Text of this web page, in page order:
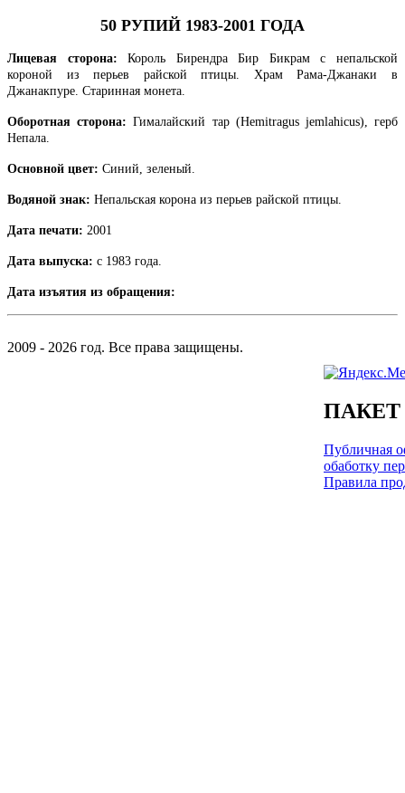
50 РУПИЙ 1983-2001 ГОДА
Лицевая сторона:Король Бирендра Бир Бикрам с непальской
короной из перьев райской птицы. Храм Рама-Джанаки в
Джанакпуре. Старинная монета.
Оборотная сторона:Гималайский тар (Hemitragus jemlahicus), герб
Непала.
Основной цвет: Синий, зеленый.
Водяной знак: Непальская корона из перьев райской птицы.
Дата печати: 2001
Дата выпуска: с 1983 года.
Дата изъятия из обращения:
2009 - 2026 год. Все права защищены.
Публичная
обаботку
Правила